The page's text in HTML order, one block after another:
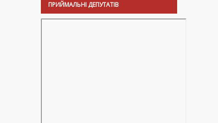
ПРИЙМАЛЬНІ ДЕПУТАТІВ